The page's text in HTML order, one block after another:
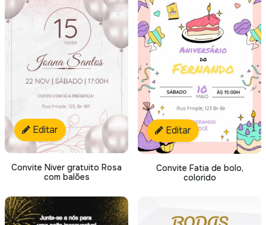
Editar
Convite Niver gratuito Rosa
com balões
Editar
Convite Fatia de bolo,
colorido